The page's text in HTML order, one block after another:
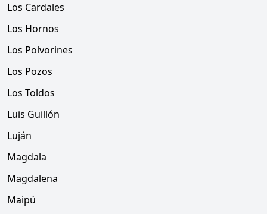
Los Cardales
Los Hornos
Los Polvorines
Los Pozos
Los Toldos
Luis Guillón
Luján
Magdala
Magdalena
Maipú